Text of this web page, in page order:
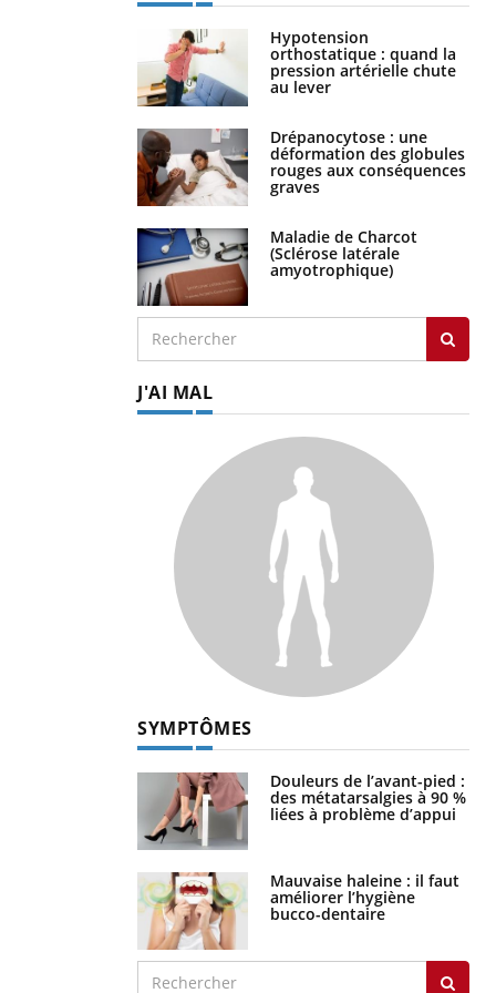
Hypotension
orthostatique : quand la
pression artérielle chute
au lever
Drépanocytose : une
déformation des globules
rouges aux conséquences
graves
Maladie de Charcot
(Sclérose latérale
amyotrophique)
J'AI MAL
SYMPTÔMES
Douleurs de l’avant-pied :
des métatarsalgies à 90 %
liées à problème d’appui
Mauvaise haleine : il faut
améliorer l’hygiène
bucco-dentaire